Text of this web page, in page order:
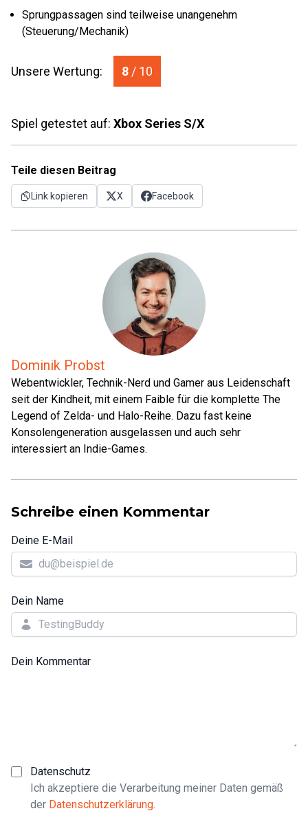
Sprungpassagen sind teilweise unangenehm
(Steuerung/Mechanik)
Unsere Wertung: 8 / 10
Spiel getestet auf: Xbox Series S/X
Teile diesen Beitrag
Link kopieren X Facebook
Dominik Probst
Webentwickler, Technik-Nerd und Gamer aus Leidenschaft
seit der Kindheit, mit einem Faible für die komplette The
Legend of Zelda- und Halo-Reihe. Dazu fast keine
Konsolengeneration ausgelassen und auch sehr
interessiert an Indie-Games.
Schreibe einen Kommentar
Deine E-Mail
Dein Name
Dein Kommentar
Datenschutz
Ich akzeptiere die Verarbeitung meiner Daten gemäß
der Datenschutzerklärung.